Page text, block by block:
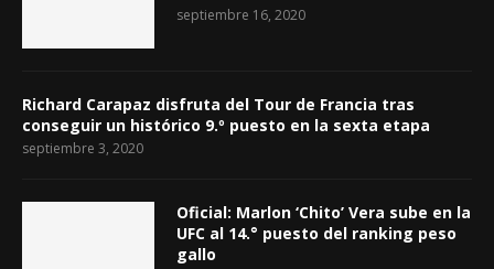
septiembre 16, 2020
Richard Carapaz disfruta del Tour de Francia tras
conseguir un histórico 9.º puesto en la sexta etapa
septiembre 3, 2020
Oficial: Marlon ‘Chito’ Vera sube en la
UFC al 14.° puesto del ranking peso
gallo